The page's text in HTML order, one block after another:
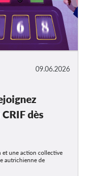
09.06.2026
dès
et une action collective
autrichienne de